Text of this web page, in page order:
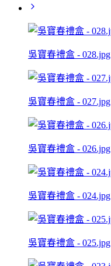
吳寶春禮盒 - 028.jpg
吳寶春禮盒 - 027.jpg
吳寶春禮盒 - 026.jpg
吳寶春禮盒 - 024.jpg
吳寶春禮盒 - 025.jpg